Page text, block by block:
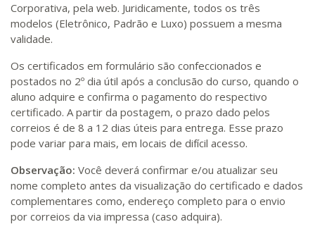
Corporativa, pela web. Juridicamente, todos os três
modelos (Eletrônico, Padrão e Luxo) possuem a mesma
validade.
Os certificados em formulário são confeccionados e
postados no 2º dia útil após a conclusão do curso, quando o
aluno adquire e confirma o pagamento do respectivo
certificado. A partir da postagem, o prazo dado pelos
correios é de 8 a 12 dias úteis para entrega. Esse prazo
pode variar para mais, em locais de difícil acesso.
Observação: Você deverá confirmar e/ou atualizar seu
nome completo antes da visualização do certificado e dados
complementares como, endereço completo para o envio
por correios da via impressa (caso adquira).